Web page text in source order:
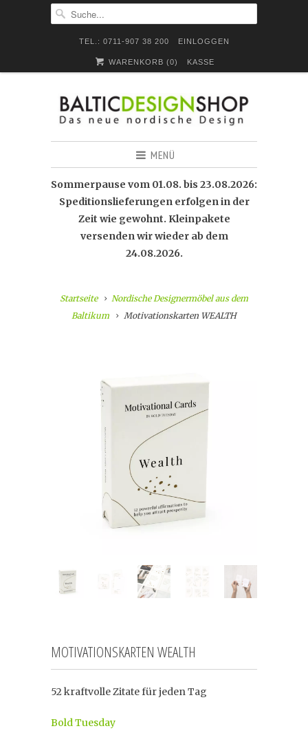
TEL.: 0711-907 38 200 EINLOGGEN
WARENKORB (0) KASSE
MENÜ
Sommerpause vom 01.08. bis 23.08.2026:
Speditionslieferungen erfolgen in der
Zeit wie gewohnt. Kleinpakete
versenden wir wieder ab dem
24.08.2026.
Startseite
Nordische Designermöbel aus dem
Baltikum
Motivationskarten WEALTH
MOTIVATIONSKARTEN WEALTH
52 kraftvolle Zitate für jeden Tag
Bold Tuesday